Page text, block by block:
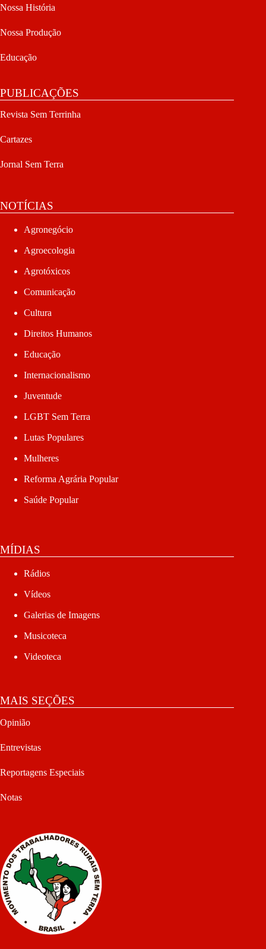
Nossa História
Nossa Produção
Educação
PUBLICAÇÕES
Revista Sem Terrinha
Cartazes
Jornal Sem Terra
NOTÍCIAS
Agronegócio
Agroecologia
Agrotóxicos
Comunicação
Cultura
Direitos Humanos
Educação
Internacionalismo
Juventude
LGBT Sem Terra
Lutas Populares
Mulheres
Reforma Agrária Popular
Saúde Popular
MÍDIAS
Rádios
Vídeos
Galerias de Imagens
Musicoteca
Videoteca
MAIS SEÇÕES
Opinião
Entrevistas
Reportagens Especiais
Notas